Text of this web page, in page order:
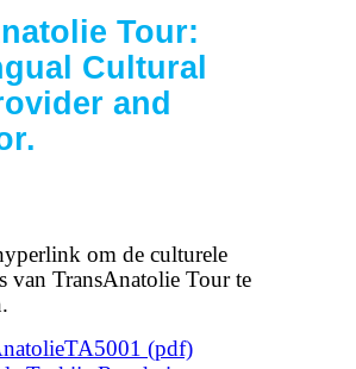
Tour:
Cultural
and
om de culturele
van TransAnatolie Tour te
(pdf)